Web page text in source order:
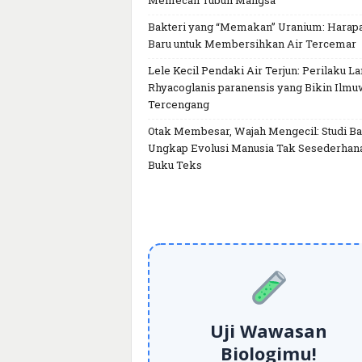
Bakteri yang “Memakan” Uranium:
Baru untuk Membersihkan Air Tercemar
Lele Kecil Pendaki Air Terjun: Perilaku
Rhyacoglanis paranensis yang Bikin
Tercengang
Otak Membesar, Wajah Mengecil: Studi
Ungkap Evolusi Manusia Tak
Buku Teks
Uji Wawasan
Biologimu!